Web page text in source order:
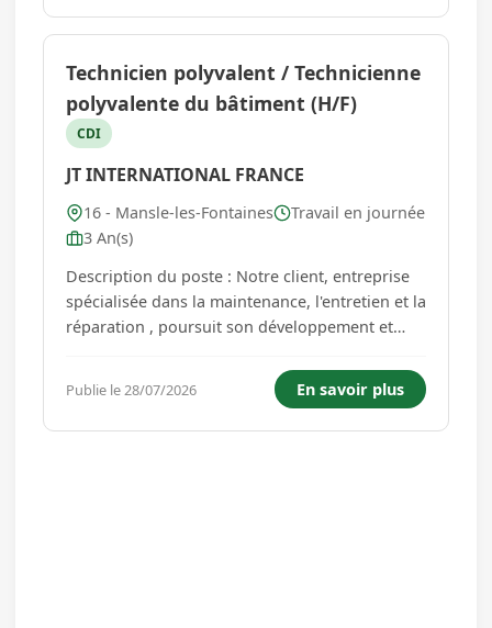
d'OTD e...
Technicien polyvalent / Technicienne
polyvalente du bâtiment (H/F)
CDI
JT INTERNATIONAL FRANCE
16 - Mansle-les-Fontaines
Travail en journée
3 An(s)
Description du poste : Notre client, entreprise
spécialisée dans la maintenance, l'entretien et la
réparation , poursuit son développement et
taille humaine, intervenir sur des équipements
techniques...
Publie le 28/07/2026 En savoir plus